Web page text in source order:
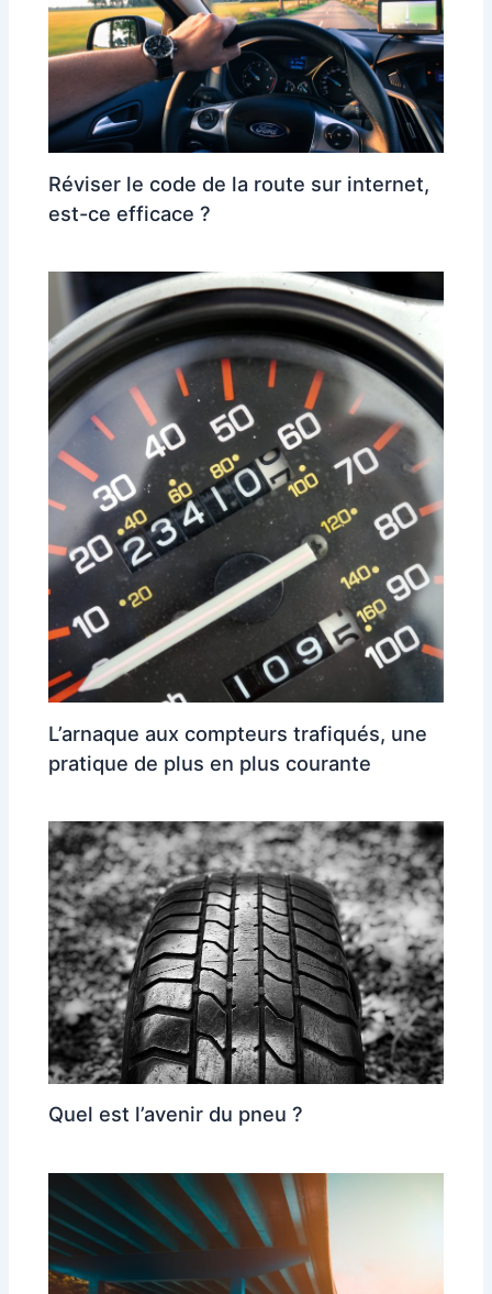
Réviser le code de la route sur internet,
est-ce efficace ?
L’arnaque aux compteurs trafiqués, une
pratique de plus en plus courante
Quel est l’avenir du pneu ?